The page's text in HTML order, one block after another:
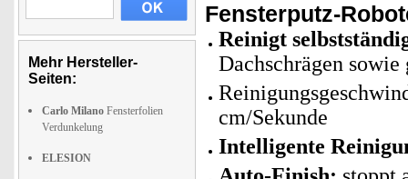
Mehr Hersteller-
Seiten:
Carlo Milano Fensterfolien
Verdunkelung
ELESION
Fensterputz-
Reinigt
Dachschrägen
cm/Sekunde
Intelligente